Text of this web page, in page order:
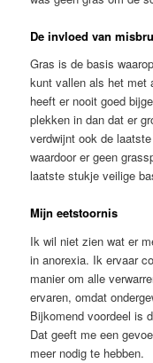
De invloed van
Gras is de basis
kunt vallen als het met
heeft er nooit goed
plekken in dan dat er
verdwijnt ook de
waardoor er geen
laatste stukje veilige
Mijn eetstoornis
Ik wil niet zien wat er
in anorexia. Ik ervaar
manier om alle
ervaren, omdat
Bijkomend voordeel is
Dat geeft me een
meer nodig te hebben.